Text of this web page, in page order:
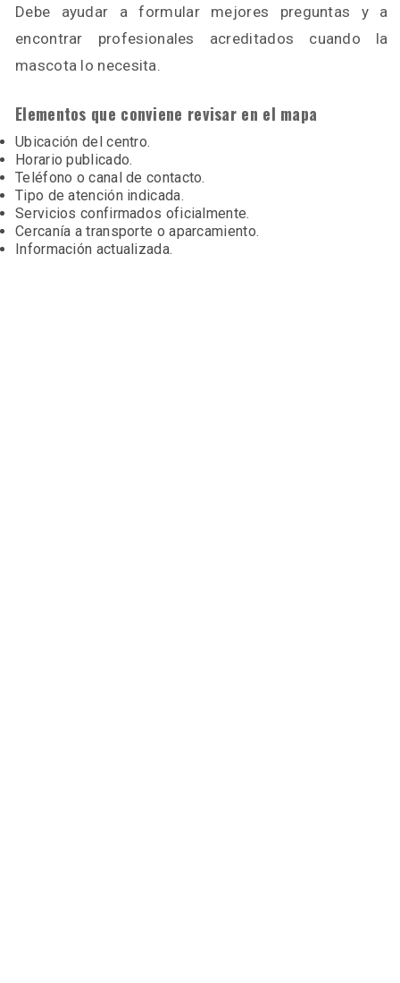
Debe ayudar a formular mejores preguntas y a
encontrar profesionales acreditados cuando la
mascota lo necesita.
Elementos que conviene revisar en el mapa
Ubicación del centro.
Horario publicado.
Teléfono o canal de contacto.
Tipo de atención indicada.
Servicios confirmados oficialmente.
Cercanía a transporte o aparcamiento.
Información actualizada.